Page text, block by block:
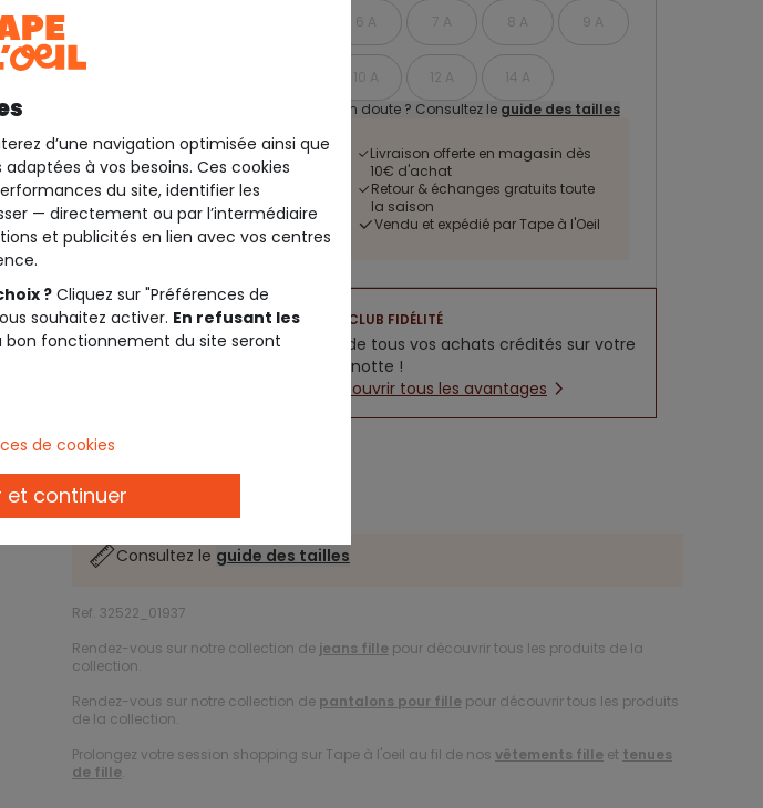
6 A 7 A 8 A 9 A
10 A 12 A
14 A
Un doute ? Consultez le guide des tailles
Livraison offerte en magasin dès
10€ d'achat
Retour & échanges gratuits toute
la saison
Vendu et expédié par Tape à l'Oeil
CLUB FIDÉLITÉ
5% de tous vos achats crédités sur votre
cagnotte !
Découvrir tous les avantages
Consultez le guide des tailles
Ref. 32522_01937
Rendez-vous sur notre collection de jeans fille pour découvrir tous les produits de la
collection.
Rendez-vous sur notre collection de pantalons pour fille pour découvrir tous les produits
de la collection.
Prolongez votre session shopping sur Tape à l'oeil au fil de nos vêtements fille et tenues
de fille.
d’une navigation optimisée ainsi que
à vos besoins. Ces cookies
du site, identifier les
— directement ou par l’intermédiaire
et publicités en lien avec vos centres
? Cliquez sur "Préférences de
souhaitez activer. En refusant les
bon fonctionnement du site seront
de cookies
et continuer